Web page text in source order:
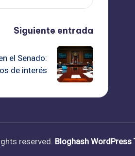
Siguiente entrada
el Senado:
de interés
reserved. Bloghash WordPress